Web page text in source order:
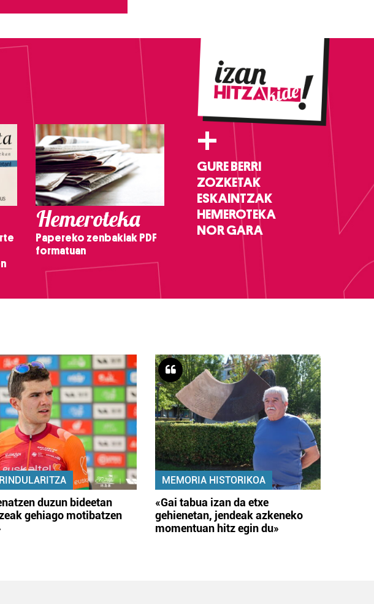
Hemeroteka
Papereko zenbakiak PDF
formatuan
+
GURE BERRI
ZOZKETAK
ESKAINTZAK
HEMEROTEKA
NOR GARA
duzun bideetan
gehiago motibatzen
MEMORIA HISTORIKOA
«Gai tabua izan da etxe
gehienetan, jendeak azkeneko
momentuan hitz egin du»